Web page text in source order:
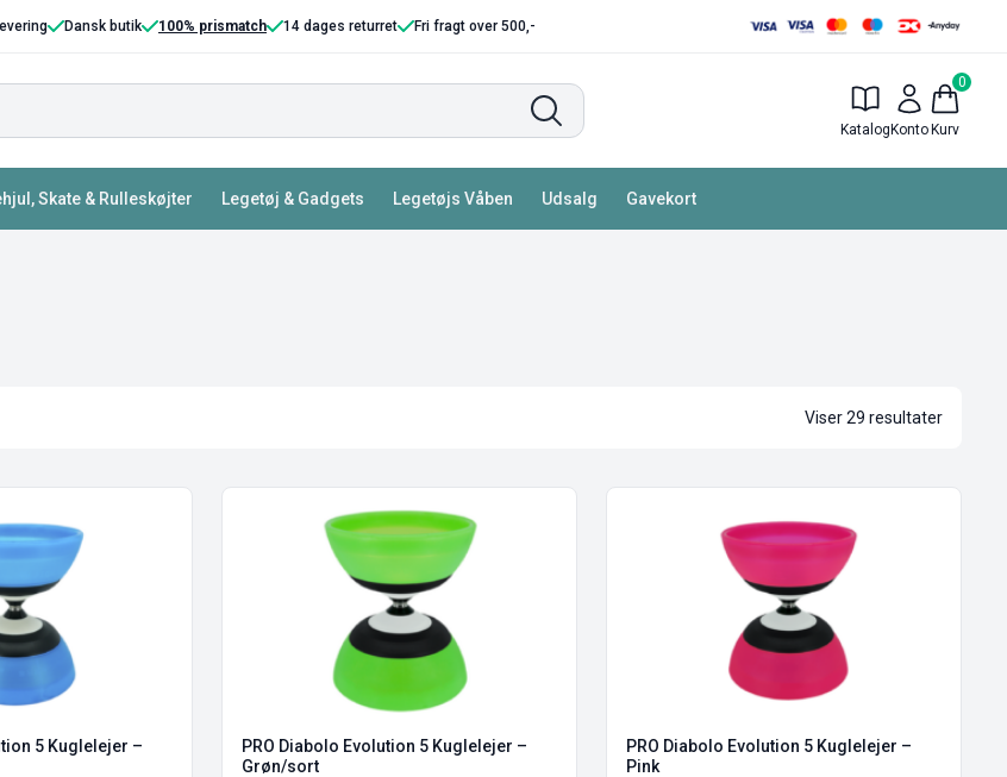
Dansk butik 100% prismatch 14 dages returret Fri fragt over 500,-
Katalog Konto
0
Kurv
Skate & Rulleskøjter Legetøj & Gadgets Legetøjs Våben Udsalg Gavekort
Viser 29 resultater
5 Kuglelejer –
PRO Diabolo Evolution 5 Kuglelejer –
Grøn/sort
PRO Diabolo Evolution 5 Kuglelejer –
Pink